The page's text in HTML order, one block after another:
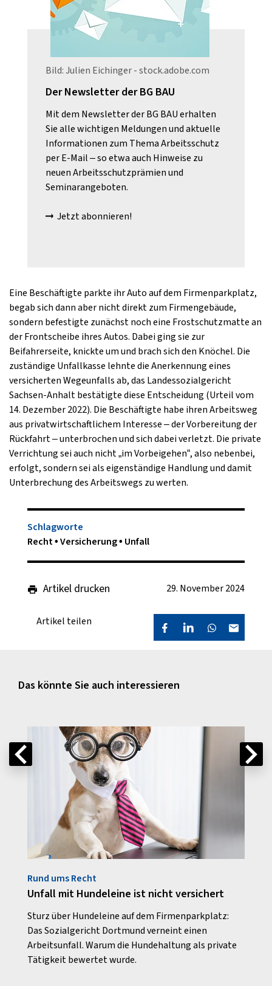
Bild: Julien Eichinger - stock.adobe.com
Der Newsletter der BG BAU
Mit dem Newsletter der BG BAU erhalten
Sie alle wichtigen Meldungen und aktuelle
Informationen zum Thema Arbeitsschutz
per E-Mail – so etwa auch Hinweise zu
neuen Arbeitsschutzprämien und
Seminarangeboten.
Jetzt abonnieren!
Eine Beschäftigte parkte ihr Auto auf dem Firmenparkplatz,
begab sich dann aber nicht direkt zum Firmengebäude,
sondern befestigte zunächst noch eine Frostschutzmatte an
der Frontscheibe ihres Autos. Dabei ging sie zur
Beifahrerseite, knickte um und brach sich den Knöchel. Die
zuständige Unfallkasse lehnte die Anerkennung eines
versicherten Wegeunfalls ab, das Landessozialgericht
Sachsen-Anhalt bestätigte diese Entscheidung (Urteil vom
14. Dezember 2022). Die Beschäftigte habe ihren Arbeitsweg
aus privatwirtschaftlichem Interesse – der Vorbereitung der
Rückfahrt – unterbrochen und sich dabei verletzt. Die private
Verrichtung sei auch nicht „im Vorbeigehen“, also nebenbei,
erfolgt, sondern sei als eigenständige Handlung und damit
Unterbrechung des Arbeitswegs zu werten.
Schlagworte
Recht Versicherung Unfall
Artikel drucken 29. November 2024
Artikel teilen
Das könnte Sie auch interessieren
Rund ums Recht
Unfall mit Hundeleine ist nicht versichert
Sturz über Hundeleine auf dem Firmenparkplatz:
Das Sozialgericht Dortmund verneint einen
Arbeitsunfall. Warum die Hundehaltung als private
Tätigkeit bewertet wurde.